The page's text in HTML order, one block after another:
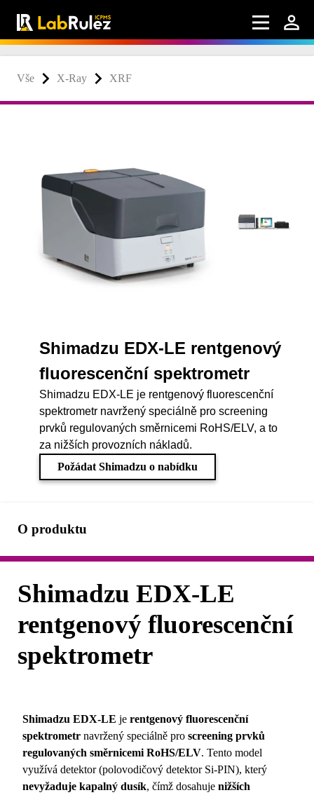
Vše X-Ray XRF
Shimadzu EDX-LE rentgenový
fluorescenční spektrometr
Shimadzu EDX-LE je rentgenový fluorescenční
spektrometr navržený speciálně pro screening
prvků regulovaných směrnicemi RoHS/ELV, a to
za nižších provozních nákladů.
Požádat Shimadzu o nabídku
O produktu
Shimadzu EDX-LE
rentgenový fluorescenční
spektrometr
Shimadzu EDX-LE je rentgenový fluorescenční
spektrometr navržený speciálně pro screening prvků
regulovaných směrnicemi RoHS/ELV. Tento model
využívá detektor (polovodičový detektor Si-PIN), který
nevyžaduje kapalný dusík, čímž dosahuje nižších